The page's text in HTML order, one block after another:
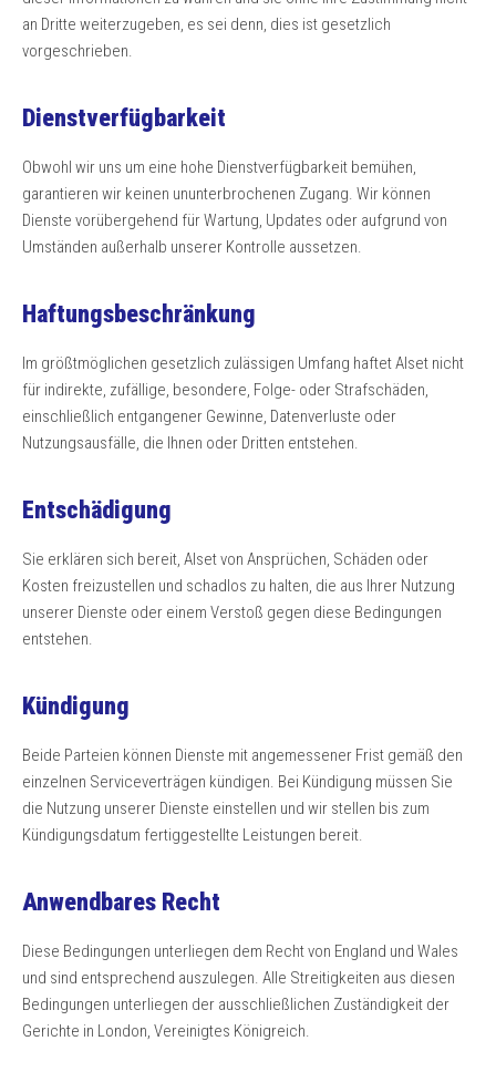
an Dritte weiterzugeben, es sei denn, dies ist gesetzlich
vorgeschrieben.
Dienstverfügbarkeit
Obwohl wir uns um eine hohe Dienstverfügbarkeit bemühen,
garantieren wir keinen ununterbrochenen Zugang. Wir können
Dienste vorübergehend für Wartung, Updates oder aufgrund von
Umständen außerhalb unserer Kontrolle aussetzen.
Haftungsbeschränkung
Im größtmöglichen gesetzlich zulässigen Umfang haftet Alset nicht
für indirekte, zufällige, besondere, Folge- oder Strafschäden,
einschließlich entgangener Gewinne, Datenverluste oder
Nutzungsausfälle, die Ihnen oder Dritten entstehen.
Entschädigung
Sie erklären sich bereit, Alset von Ansprüchen, Schäden oder
Kosten freizustellen und schadlos zu halten, die aus Ihrer Nutzung
unserer Dienste oder einem Verstoß gegen diese Bedingungen
entstehen.
Kündigung
Beide Parteien können Dienste mit angemessener Frist gemäß den
einzelnen Serviceverträgen kündigen. Bei Kündigung müssen Sie
die Nutzung unserer Dienste einstellen und wir stellen bis zum
Kündigungsdatum fertiggestellte Leistungen bereit.
Anwendbares Recht
Diese Bedingungen unterliegen dem Recht von England und Wales
und sind entsprechend auszulegen. Alle Streitigkeiten aus diesen
Bedingungen unterliegen der ausschließlichen Zuständigkeit der
Gerichte in London, Vereinigtes Königreich.